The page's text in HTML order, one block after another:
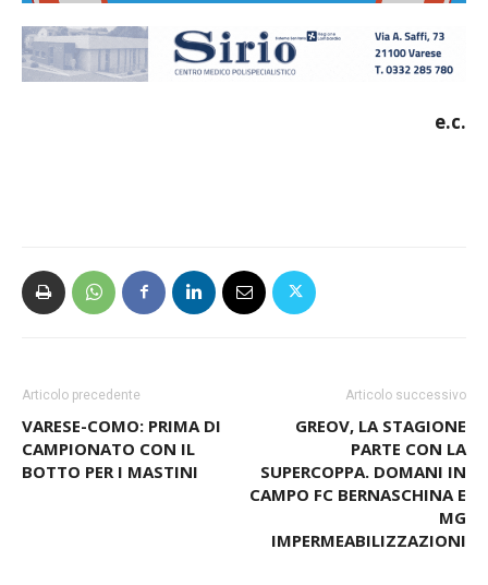
e.c.
Articolo precedente
VARESE-COMO: PRIMA DI
CAMPIONATO CON IL
BOTTO PER I MASTINI
Articolo successivo
GREOV, LA STAGIONE
PARTE CON LA
SUPERCOPPA. DOMANI IN
CAMPO FC BERNASCHINA E
MG
IMPERMEABILIZZAZIONI